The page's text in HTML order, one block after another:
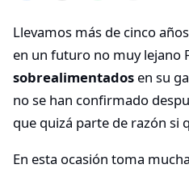
Llevamos más de cinco
en un futuro no muy lejano
sobrealimentados en su
no se han confirmado
que quizá parte de razón si
En esta ocasión toma